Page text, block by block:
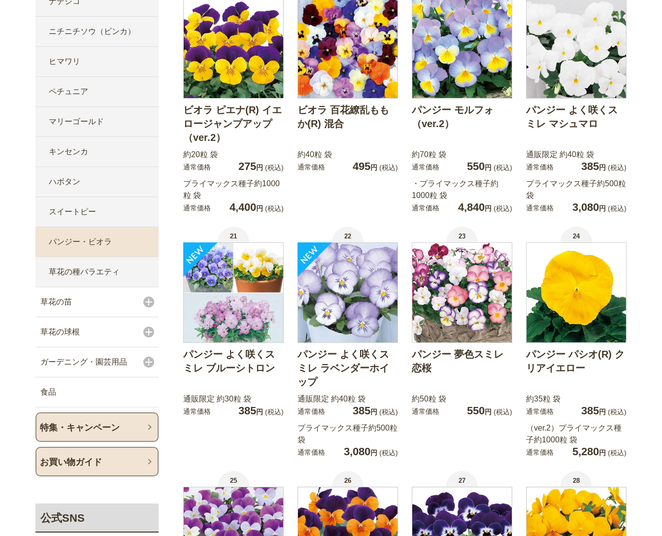
ニチニチソウ（ビンカ）
ヒマワリ
ペチュニア
マリーゴールド
キンセンカ
ハボタン
スイートピー
パンジー・ビオラ
草花の種バラエティ
草花の苗
草花の球根
ガーデニング・園芸用品
食品
特集・キャンペーン
お買い物ガイド
公式SNS
ビオラ ピエナ(R) イエ
ロージャンプアップ
（ver.2）
約20粒 袋
通常価格 275円 (税込)
プライマックス種子約1000
粒 袋
通常価格 4,400円 (税込)
ビオラ 百花繚乱もも
か(R) 混合
約40粒 袋
通常価格 495円 (税込)
パンジー モルフォ
（ver.2）
約70粒 袋
通常価格 550円 (税込)
・プライマックス種子約
1000粒 袋
通常価格 4,840円 (税込)
パンジー よく咲くス
ミレ マシュマロ
通販限定 約40粒 袋
通常価格 385円 (税込)
プライマックス種子約500粒
袋
通常価格 3,080円 (税込)
21
パンジー よく咲くス
ミレ ブルーシトロン
通販限定 約30粒 袋
通常価格 385円 (税込)
22
パンジー よく咲くス
ミレ ラベンダーホイ
ップ
通販限定 約40粒 袋
通常価格 385円 (税込)
プライマックス種子約500粒
袋
通常価格 3,080円 (税込)
23
パンジー 夢色スミレ
恋桜
約50粒 袋
通常価格 550円 (税込)
24
パンジー パシオ(R) ク
リアイエロー
約35粒 袋
通常価格 385円 (税込)
（ver.2）プライマックス種
子約1000粒 袋
通常価格 5,280円 (税込)
25 26 27 28